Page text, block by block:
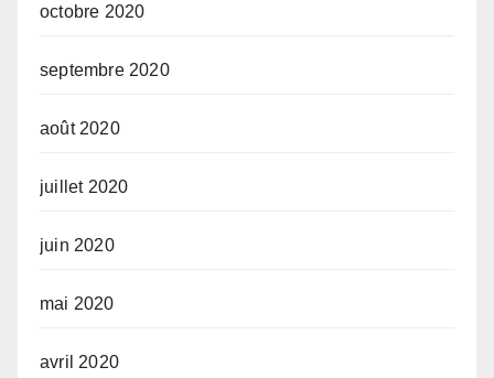
octobre 2020
septembre 2020
août 2020
juillet 2020
juin 2020
mai 2020
avril 2020